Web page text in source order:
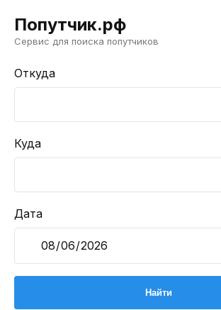
Попутчик.рф
Сервис для поиска попутчиков
Откуда
Куда
Дата